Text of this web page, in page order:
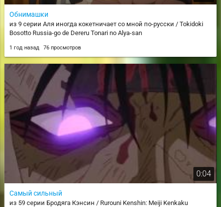
Обнимашки
из 9 серии Аля иногда кокетничает со мной по-русски / Tokidoki
Bosotto Russia-go de Dereru Tonari no Alya-san
1 год назад 76 просмотров
0:04
Самый сильный
из 59 серии Бродяга Кэнсин / Rurouni Kenshin: Meiji Kenkaku